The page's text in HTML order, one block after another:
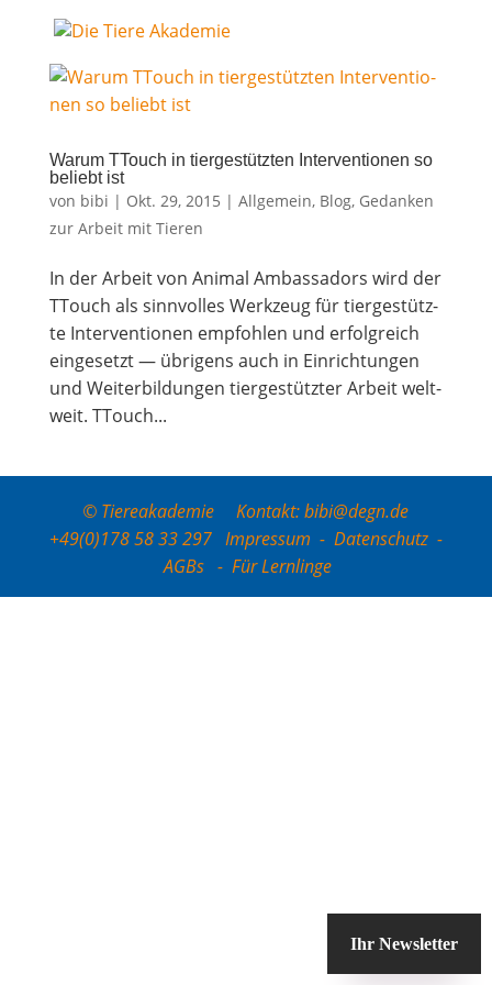
War­um TTouch in tier­ge­stütz­ten Inter­ven­tio­nen so
beliebt ist
von bibi | Okt. 29, 2015 | Allgemein, Blog, Gedanken
zur Arbeit mit Tieren
In der Arbeit von Ani­mal Ambassa­dors wird der
TTouch als sinn­vol­les Werk­zeug für tier­ge­stütz­
te Inter­ven­tio­nen emp­foh­len und erfolg­reich
ein­ge­setzt — übri­gens auch in Ein­rich­tun­gen
und Wei­ter­bil­dun­gen tier­ge­stütz­ter Arbeit welt­
weit. TTouch...
© Tiereakademie Kontakt: bibi@degn.de
+49(0)178 58 33 297 Impressum - Datenschutz-
AGBs -Für Lernlinge
Ihr Newsletter